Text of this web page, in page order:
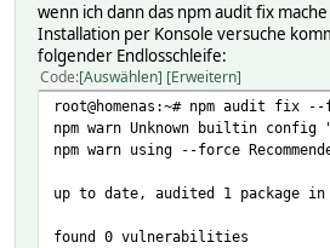
wenn ich dann das npm audit fix
Installation per Konsole versuche
folgender Endlosschleife:
Code Auswählen Erweitern
root@homenas:~# npm audit fix
npm warn Unknown builtin
npm warn using --force
up to date, audited 1 package in
found 0 vulnerabilities